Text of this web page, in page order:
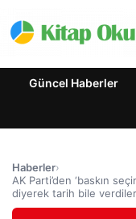
Güncel Haberler
Haberler›
AK Parti’den ‘baskın
diyerek tarih bile verdiler